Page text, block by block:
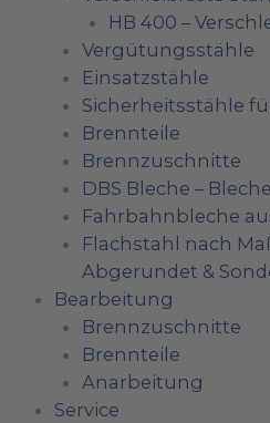
HB 400 –
Vergütungsstähle
Einsatzstähle
Sicherheitsstähle
Brennteile
Brennzuschnitte
DBS Bleche –
Fahrbahnbleche
Flachstahl nach
Abgerundet &
Bearbeitung
Brennzuschnitte
Brennteile
Anarbeitung
Service